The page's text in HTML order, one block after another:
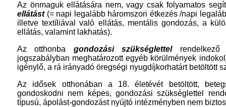
Az önmaguk ellátására nem, vagy csak folyamatos
ellátást(= napi legalább háromszori étkezés /napi
illetve textíliával való ellátás, mentális gondozás, a
ellátás, valamint lakhatás).
Az otthonba gondozási szükséglettelrendelkező
jogszabályban meghatározott egyéb körülmények
igénylő, a rá irányadó öregségi nyugdíjkorhatárt betöltött
Az idősek otthonában a 18. életévét betöltött,
gondoskodni nem képes, gondozási szükséglettel
típusú, ápolást-gondozást nyújtó intézményben nem